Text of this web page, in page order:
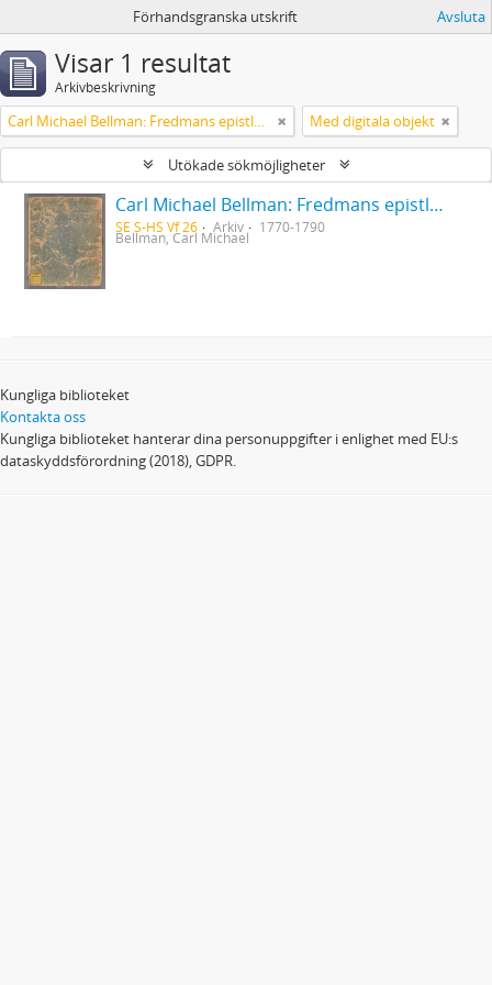
Förhandsgranska utskrift Avsluta
Visar 1 resultat
Arkivbeskrivning
Carl Michael Bellman: Fredmans epistlar [Nechers ex.]. Ep. 1-50 Med digitala objekt
Utökade sökmöjligheter
Carl Michael Bellman: Fredmans epistlar [Nechers ex.]. Ep. 1-50
SE S-HS Vf 26 Arkiv 1770-1790
Bellman, Carl Michael
Kungliga biblioteket
Kontakta oss
Kungliga biblioteket hanterar dina personuppgifter i enlighet med EU:s
dataskyddsförordning (2018), GDPR.